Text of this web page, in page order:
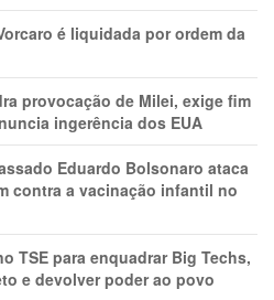
é liquidada por ordem da
provocação de Milei, exige fim
ingerência dos EUA
Eduardo Bolsonaro ataca
contra a vacinação infantil no
TSE para enquadrar Big Techs,
e devolver poder ao povo